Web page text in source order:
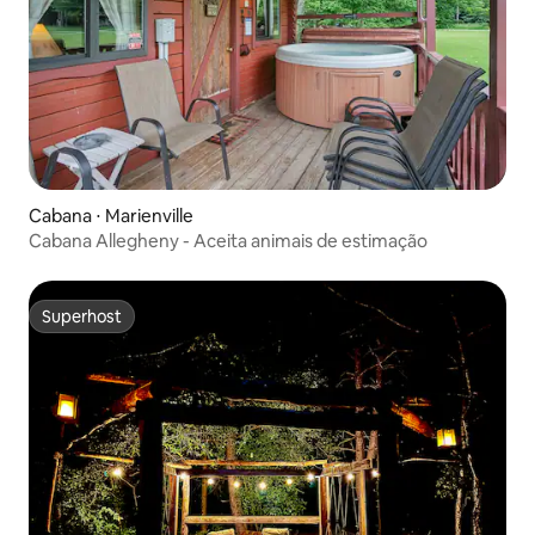
Cabana ⋅ Marienville
Cabana Allegheny - Aceita animais de estimação
Superhost
Superhost